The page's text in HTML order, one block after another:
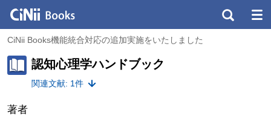
CiNii Books機能統合対応の追加実施をいたしました
認知心理学ハンドブック
関連文献: 1件
著者